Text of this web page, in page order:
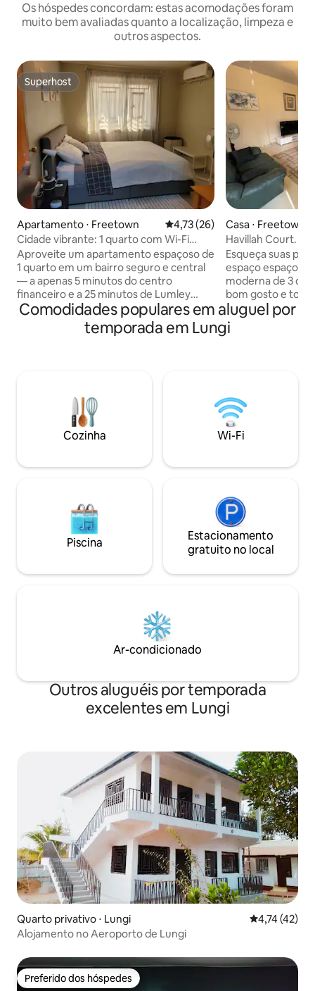
Os hóspedes concordam: estas acomodações foram
muito bem avaliadas quanto a localização, limpeza e
outros aspectos.
Superhost
Superhost
Apartamento ⋅ Freetown 4,73 de uma avaliação média
4,73 (26)
Cidade vibrante: 1 quarto com Wi-Fi
grátis, ar-condicionado e energia 24h
Aproveite um apartamento espaçoso de
1 quarto em um bairro seguro e central
— a apenas 5 minutos do centro
financeiro e a 25 minutos de Lumley
Beach. Este flat oferece entrada
mantenha-se conectado com luzes e
dedicada, Wi-Fi de alta velocidade e TV a
cabo. Totalmente equipada: cozinha
com fogão, micro-ondas, geladeira e
máquina de lavar. Interação com os
12h (flexível mediante solicitação).
Casa ⋅ Freetown
Havillah Court.
Ar condicionado.
Esqueça suas
espaço espaçoso
moderna de 3
bom gosto e
vistas
Perfeito para:
remotamente,
Observe que o
topo de um
por uma estrada
rodovia principal.
possa subir
Comodidades populares em aluguel por
temporada em Lungi
Cozinha Wi-Fi
Piscina
Estacionamento
gratuito no local
Ar-condicionado
Outros aluguéis por temporada
excelentes em Lungi
Quarto privativo ⋅ Lungi 4,74 de uma
4,74 (42)
Alojamento no Aeroporto de Lungi
Preferido dos hóspedes
Preferido dos hóspedes